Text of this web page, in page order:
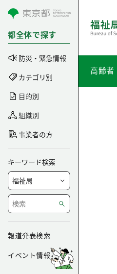
コンテンツにスキップ
都全体で探す
防災・緊急情報
カテゴリ別
目的別
組織別
事業者の方
キーワード検索
報道発表検索
イベント情報
高齢者